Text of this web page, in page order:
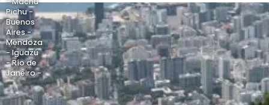
Pichu -
Buenos
Aires -
Mendoza
- Iguazú
- Río de
Janeiro -